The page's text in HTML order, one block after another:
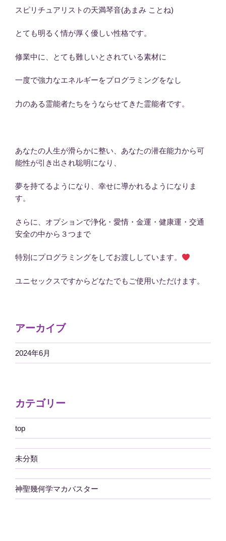
スピリチュアリストの天満琴音(あまみ ことね)
とても明るく情が厚く優しい性格です。
修業中に、とても難しいとされている素材に
一度で強力なエネルギーをプログラミングをなし
力のある霊能者たちをうならせてきた霊能者です。
あなたの人生が滑らかに整い、あなたの潜在能力から可
能性が引き出され聡明になり、
夢を持てるようになり、幸せに導かれるようになりま
す。
さらに、オプションで浄化・愛情・金運・健康運・交通
安全の中から３つまで
特別にプログラミングをしてお渡ししています。
ユニセックスですからどなたでもご使用いただけます。
アーカイブ
2024年6月
カテゴリー
top
未分類
神聖幾何学マカバスター